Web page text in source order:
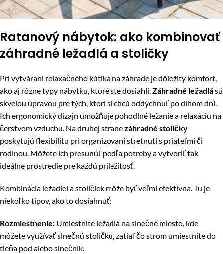
Ratanový nábytok: ako kombinovať
záhradné ležadlá a stoličky
Pri vytváraní relaxačného kútika na záhrade je dôležitý komfort,
ako aj rôzne typy nábytku, ktoré ste dosiahli. Záhradné ležadlású
skvelou úpravou pre tých, ktorí si chcú oddýchnuť po dlhom dni.
Ich ergonomický dizajn umožňuje pohodlné ležanie a relaxáciu na
čerstvom vzduchu. Na druhej stranezáhradné stoličky
poskytujú flexibilitu pri organizovaní stretnutí s priateľmi či
rodinou. Môžete ich presunúť podľa potreby a vytvoriť tak
ideálne prostredie pre každú príležitosť.
Kombinácia ležadiel a stoličiek môže byť veľmi efektívna. Tu je
niekoľko tipov, ako to dosiahnuť:
Rozmiestnenie: Umiestnite ležadlá na slnečné miesto, kde
môžete využívať slnečnú stoličku, zatiaľ čo strom umiestnite do
tieňa pod alebo slnečník.